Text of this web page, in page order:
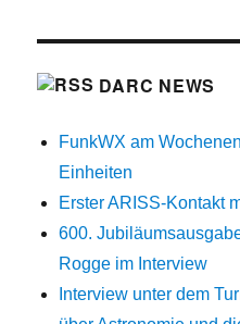
DARC NEWS
FunkWX am
Einheiten
Erster ARISS-Kontakt
600.
Rogge im Interview
Interview unter dem